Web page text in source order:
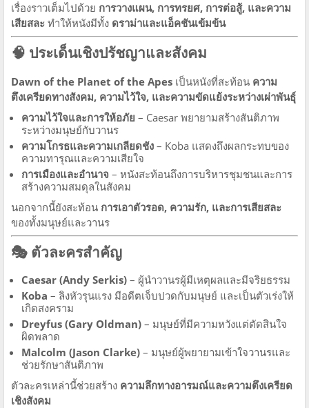
เรื่องราวเต็มไปด้วย การวางแผน, การทรยศ, การต่อสู้, และความ
เสียสละ ทำให้หนังมีทั้ง ดราม่าและแอ็คชันเข้มข้น
🧠 ประเด็นเชิงปรัชญาและสังคม
Dawn of the Planet of the Apes เป็นหนังที่สะท้อน ความ
ตึงเครียดทางสังคม, ความไว้ใจ, และความขัดแย้งระหว่างเผ่าพันธุ์
ความไว้ใจและการให้อภัย – Caesar พยายามสร้างสันติภาพ
ระหว่างมนุษย์กับวานร
ความโกรธและความเกลียดชัง – Koba แสดงถึงผลกระทบของ
ความทารุณและความเสียใจ
การเมืองและอำนาจ – หนังสะท้อนถึงการบริหารชุมชนและการ
สร้างความสมดุลในสังคม
นอกจากนี้ยังสะท้อน การเอาตัวรอด, ความรัก, และการเสียสละ
ของทั้งมนุษย์และวานร
🎭 ตัวละครสำคัญ
Caesar (Andy Serkis) – ผู้นำวานรผู้มีเหตุผลและมีจริยธรรม
Koba – ลิงหัวรุนแรง มีอดีตเจ็บปวดกับมนุษย์ และเป็นตัวเร่งให้
เกิดสงคราม
Dreyfus (Gary Oldman) – มนุษย์ที่มีความหวังแต่ตัดสินใจ
ผิดพลาด
Malcolm (Jason Clarke) – มนุษย์ผู้พยายามเข้าใจวานรและ
ช่วยรักษาสันติภาพ
ตัวละครเหล่านี้ช่วยสร้าง ความลึกทางอารมณ์และความตึงเครียด
เชิงสังคม